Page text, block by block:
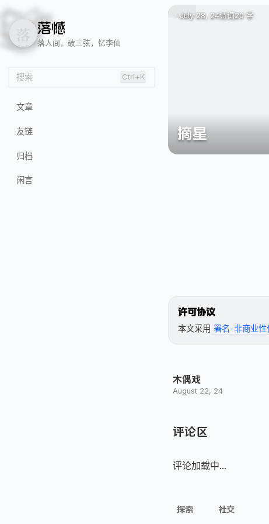
🍂
落憾
落人间，破三弦，忆李仙
搜索 Ctrl+K
文章
友链
归档
闲言
July 28, 24诗词20 字
摘星
许可协议
本文采用 署名-非商业
木偶戏
August 22, 24
评论区
评论加载中...
探索 社交